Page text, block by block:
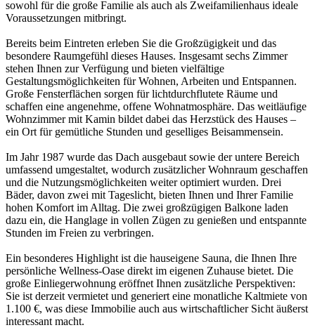
sowohl für die große Familie als auch als Zweifamilienhaus ideale
Voraussetzungen mitbringt.
Bereits beim Eintreten erleben Sie die Großzügigkeit und das
besondere Raumgefühl dieses Hauses. Insgesamt sechs Zimmer
stehen Ihnen zur Verfügung und bieten vielfältige
Gestaltungsmöglichkeiten für Wohnen, Arbeiten und Entspannen.
Große Fensterflächen sorgen für lichtdurchflutete Räume und
schaffen eine angenehme, offene Wohnatmosphäre. Das weitläufige
Wohnzimmer mit Kamin bildet dabei das Herzstück des Hauses –
ein Ort für gemütliche Stunden und geselliges Beisammensein.
Im Jahr 1987 wurde das Dach ausgebaut sowie der untere Bereich
umfassend umgestaltet, wodurch zusätzlicher Wohnraum geschaffen
und die Nutzungsmöglichkeiten weiter optimiert wurden. Drei
Bäder, davon zwei mit Tageslicht, bieten Ihnen und Ihrer Familie
hohen Komfort im Alltag. Die zwei großzügigen Balkone laden
dazu ein, die Hanglage in vollen Zügen zu genießen und entspannte
Stunden im Freien zu verbringen.
Ein besonderes Highlight ist die hauseigene Sauna, die Ihnen Ihre
persönliche Wellness-Oase direkt im eigenen Zuhause bietet. Die
große Einliegerwohnung eröffnet Ihnen zusätzliche Perspektiven:
Sie ist derzeit vermietet und generiert eine monatliche Kaltmiete von
1.100 €, was diese Immobilie auch aus wirtschaftlicher Sicht äußerst
interessant macht.